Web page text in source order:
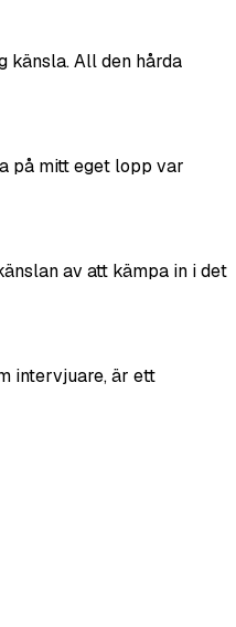
känsla. All den hårda
på mitt eget lopp var
av att kämpa in i det
intervjuare, är ett